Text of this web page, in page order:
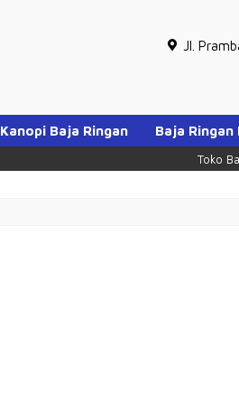
Jl.
Kanopi Baja Ringan Baja Ringan
Toko